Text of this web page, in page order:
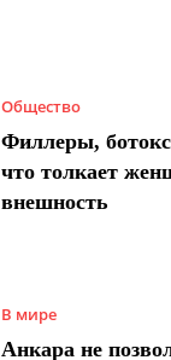
Общество
Филлеры,
что толкает
внешность
В мире
Анкара не